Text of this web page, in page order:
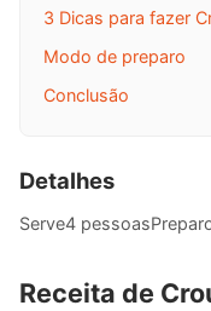
3 Dicas para fazer
Modo de preparo
Conclusão
Detalhes
Serve4 pessoas
Receita de